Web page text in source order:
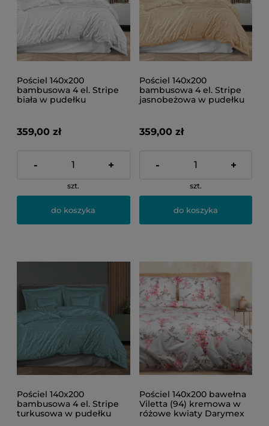
Pościel 140x200
bambusowa 4 el. Stripe
biała w pudełku
359,00 zł
- +
szt.
do koszyka
Pościel 140x200
bambusowa 4 el. Stripe
jasnobeżowa w pudełku
359,00 zł
- +
szt.
do koszyka
Pościel 140x200
bambusowa 4 el. Stripe
turkusowa w pudełku
Pościel 140x200 bawełna
Viletta (94) kremowa w
różowe kwiaty Darymex